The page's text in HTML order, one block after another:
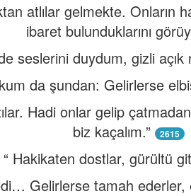
atlılar gelmekte. Onların
ibaret bulunduklarını
seslerini duydum, gizli
da şundan: Gelirlerse
Hadi onlar gelip
biz kaçalım.”
2615
“ Hakikaten dostlar, gürültü
Gelirlerse tamah ederler,